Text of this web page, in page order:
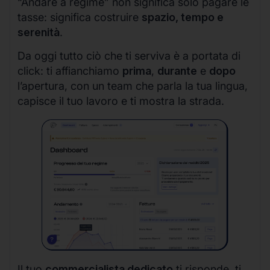
tasse: significa costruire spazio, tempo e
serenità.
Da oggi tutto ciò che ti serviva è a portata di
click: ti affianchiamo prima, durante e dopo
l’apertura, con un team che parla la tua lingua,
capisce il tuo lavoro e ti mostra la strada.